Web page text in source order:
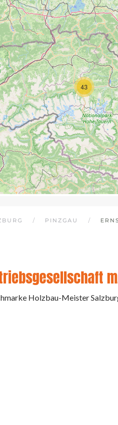
43
PINZGAU
Holzbau-Meister